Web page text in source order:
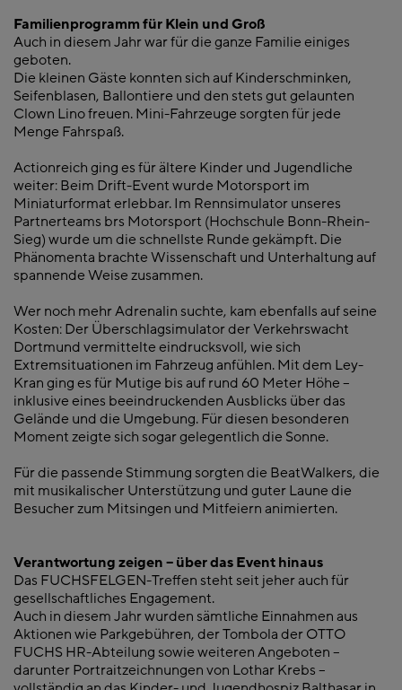
Familienprogramm für Klein und Groß
Auch in diesem Jahr war für die ganze Familie einiges
geboten.
Die kleinen Gäste konnten sich auf Kinderschminken,
Seifenblasen, Ballontiere und den stets gut gelaunten
Clown Lino freuen. Mini-Fahrzeuge sorgten für jede
Menge Fahrspaß.
Actionreich ging es für ältere Kinder und Jugendliche
weiter: Beim Drift-Event wurde Motorsport im
Miniaturformat erlebbar. Im Rennsimulator unseres
Partnerteams brs Motorsport (Hochschule Bonn-Rhein-
Sieg) wurde um die schnellste Runde gekämpft. Die
Phänomenta brachte Wissenschaft und Unterhaltung auf
spannende Weise zusammen.
Wer noch mehr Adrenalin suchte, kam ebenfalls auf seine
Kosten: Der Überschlagsimulator der Verkehrswacht
Dortmund vermittelte eindrucksvoll, wie sich
Extremsituationen im Fahrzeug anfühlen. Mit dem Ley-
Kran ging es für Mutige bis auf rund 60 Meter Höhe –
inklusive eines beeindruckenden Ausblicks über das
Gelände und die Umgebung. Für diesen besonderen
Moment zeigte sich sogar gelegentlich die Sonne.
Für die passende Stimmung sorgten die BeatWalkers, die
mit musikalischer Unterstützung und guter Laune die
Besucher zum Mitsingen und Mitfeiern animierten.
Verantwortung zeigen – über das Event hinaus
Das FUCHSFELGEN-Treffen steht seit jeher auch für
gesellschaftliches Engagement.
Auch in diesem Jahr wurden sämtliche Einnahmen aus
Aktionen wie Parkgebühren, der Tombola der OTTO
FUCHS HR-Abteilung sowie weiteren Angeboten –
darunter Portraitzeichnungen von Lothar Krebs –